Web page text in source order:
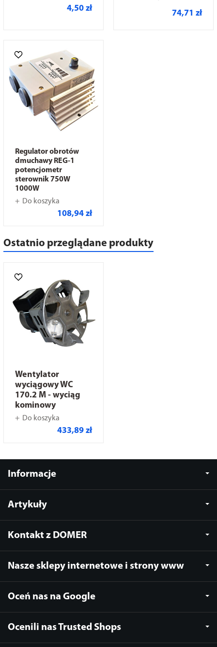
4,50 zł 74,71 zł
Regulator obrotów
dmuchawy REG-1
potencjometr
sterownik 750W
1000W
Do koszyka
108,94 zł
Ostatnio przeglądane produkty
Wentylator
wyciągowy WC
170.2 M - wyciąg
kominowy
Do koszyka
433,89 zł
Informacje
Artykuły
Kontakt z DOMER
Nasze sklepy internetowe i strony www
Oceń nas na Google
Ocenili nas Trusted Shops